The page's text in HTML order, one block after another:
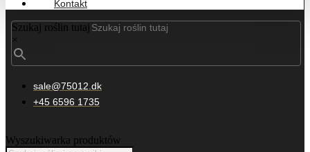
Kontakt
Szukaj roślin tutaj
×
sale@75012.dk
+45 6596 1735
Wyszukiwarka produktów